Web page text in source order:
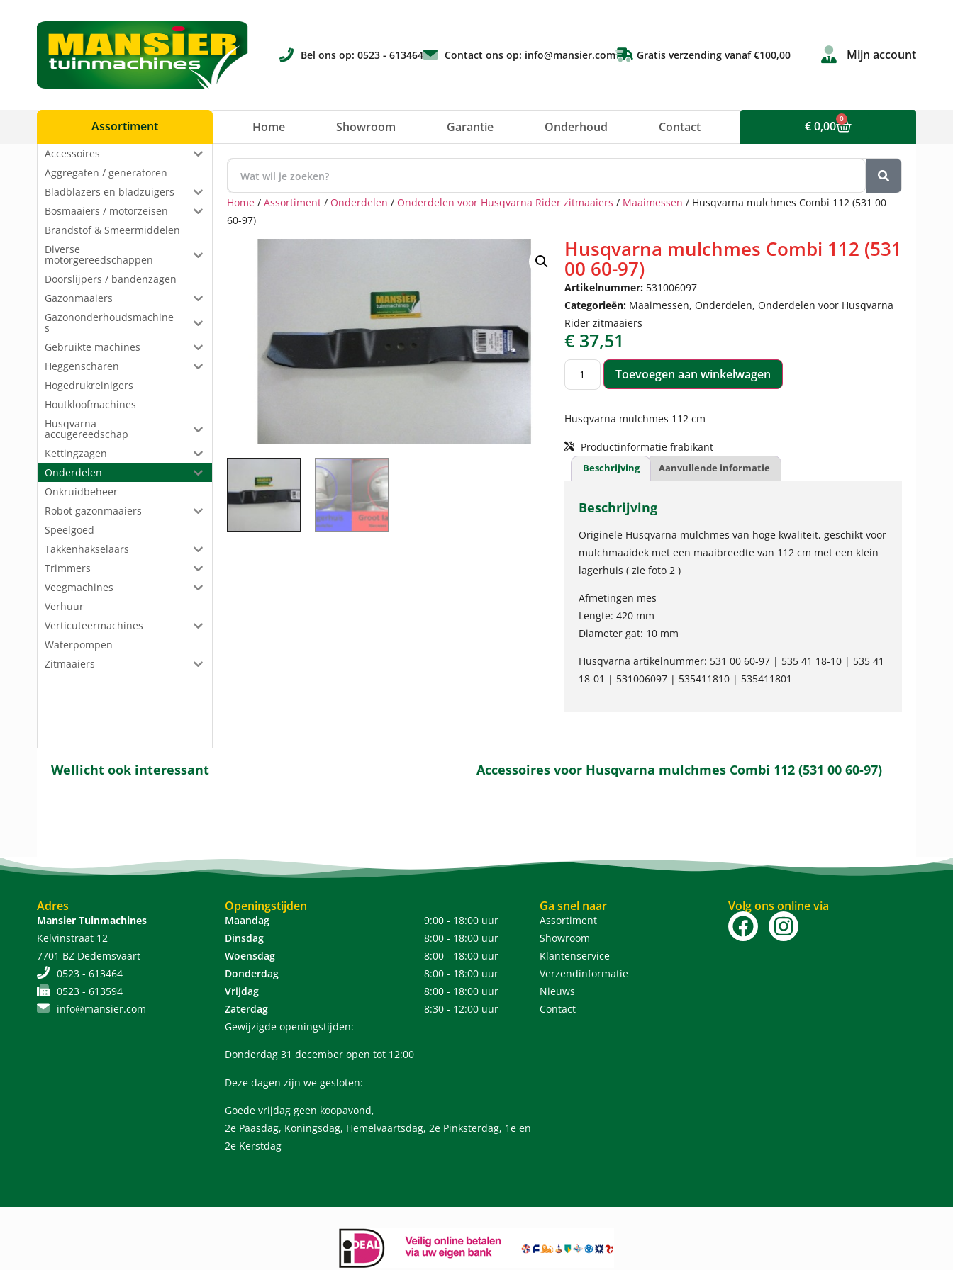
Bel ons op: 0523 - 613464 Contact ons op: info@mansier.com Gratis verzending vanaf €100,00 Mijn account
Assortiment Home Showroom Garantie Onderhoud Contact €0,00 0
Accessoires
Aggregaten / generatoren
Bladblazers en bladzuigers
Bosmaaiers / motorzeisen
Brandstof & Smeermiddelen
Diverse
motorgereedschappen
Doorslijpers / bandenzagen
Gazonmaaiers
Gazononderhoudsmachine
s
Gebruikte machines
Heggenscharen
Hogedrukreinigers
Houtkloofmachines
Husqvarna
accugereedschap
Kettingzagen
Onderdelen
Onkruidbeheer
Robot gazonmaaiers
Speelgoed
Takkenhakselaars
Trimmers
Veegmachines
Verhuur
Verticuteermachines
Waterpompen
Zitmaaiers
Home / Assortiment / Onderdelen / Onderdelen voor Husqvarna Rider zitmaaiers / Maaimessen / Husqvarna mulchmes Combi 112 (531 00
60-97)
Husqvarna mulchmes Combi 112 (531
00 60-97)
Artikelnummer: 531006097
Categorieën: Maaimessen, Onderdelen, Onderdelen voor Husqvarna
Rider zitmaaiers
€ 37,51
Toevoegen aan winkelwagen
Husqvarna mulchmes 112 cm
Productinformatie frabikant
Beschrijving Aanvullende informatie
Beschrijving
Originele Husqvarna mulchmes van hoge kwaliteit, geschikt voor
mulchmaaidek met een maaibreedte van 112 cm met een klein
lagerhuis ( zie foto 2 )
Afmetingen mes
Lengte: 420 mm
Diameter gat: 10 mm
Husqvarna artikelnummer: 531 00 60-97 | 535 41 18-10 | 535 41
18-01 | 531006097 | 535411810 | 535411801
Wellicht ook interessant Accessoires voor Husqvarna mulchmes Combi 112 (531 00 60-97)
Adres
Mansier Tuinmachines
Kelvinstraat 12
7701 BZ Dedemsvaart
0523 - 613464
0523 - 613594
info@mansier.com
Openingstijden
Maandag
9:00 - 18:00 uur
Dinsdag
8:00 - 18:00 uur
Woensdag
8:00 - 18:00 uur
Donderdag
8:00 - 18:00 uur
Vrijdag
8:00 - 18:00 uur
Zaterdag
8:30 - 12:00 uur
Gewijzigde openingstijden:
Donderdag 31 december open tot 12:00
Deze dagen zijn we gesloten:
Goede vrijdag geen koopavond,
2e Paasdag, Koningsdag, Hemelvaartsdag, 2e Pinksterdag, 1e en
2e Kerstdag
Ga snel naar
Assortiment
Showroom
Klantenservice
Verzendinformatie
Nieuws
Contact
Volg ons online via